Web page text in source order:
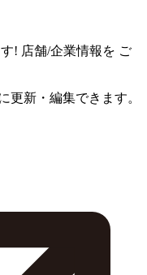
! 店舗/企業情報を ご
更新・編集できます。